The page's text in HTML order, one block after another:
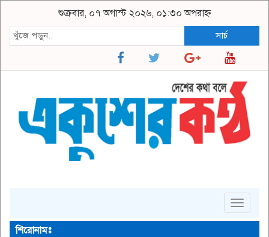
শুক্রবার, ০৭ অগাস্ট ২০২৬, ০১:৩০ অপরাহ্ন
সার্চ
Toggle
শিরোনামঃ